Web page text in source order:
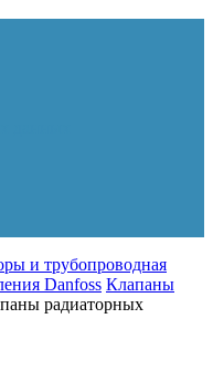
и трубопроводная
Danfoss Клапаны
радиаторных